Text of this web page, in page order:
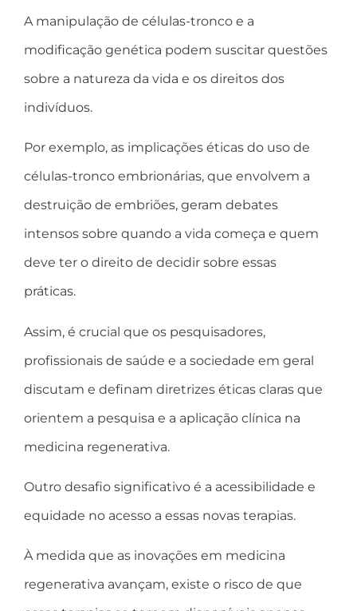
A manipulação de células-tronco e a
modificação genética podem suscitar questões
sobre a natureza da vida e os direitos dos
indivíduos.
Por exemplo, as implicações éticas do uso de
células-tronco embrionárias, que envolvem a
destruição de embriões, geram debates
intensos sobre quando a vida começa e quem
deve ter o direito de decidir sobre essas
práticas.
Assim, é crucial que os pesquisadores,
profissionais de saúde e a sociedade em geral
discutam e definam diretrizes éticas claras que
orientem a pesquisa e a aplicação clínica na
medicina regenerativa.
Outro desafio significativo é a acessibilidade e
equidade no acesso a essas novas terapias.
À medida que as inovações em medicina
regenerativa avançam, existe o risco de que